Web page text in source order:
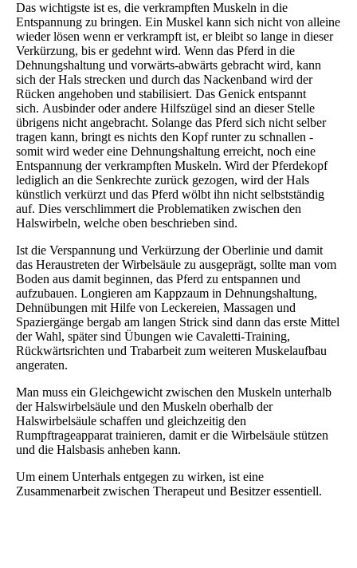
Das wichtigste ist es, die verkrampften Muskeln in die
Entspannung zu bringen. Ein Muskel kann sich nicht von alleine
wieder lösen wenn er verkrampft ist, er bleibt so lange in dieser
Verkürzung, bis er gedehnt wird. Wenn das Pferd in die
Dehnungshaltung und vorwärts-abwärts gebracht wird, kann
sich der Hals strecken und durch das Nackenband wird der
Rücken angehoben und stabilisiert. Das Genick entspannt
sich. Ausbinder oder andere Hilfszügel sind an dieser Stelle
übrigens nicht angebracht. Solange das Pferd sich nicht selber
tragen kann, bringt es nichts den Kopf runter zu schnallen -
somit wird weder eine Dehnungshaltung erreicht, noch eine
Entspannung der verkrampften Muskeln. Wird der Pferdekopf
lediglich an die Senkrechte zurück gezogen, wird der Hals
künstlich verkürzt und das Pferd wölbt ihn nicht selbstständig
auf. Dies verschlimmert die Problematiken zwischen den
Halswirbeln, welche oben beschrieben sind.
Ist die Verspannung und Verkürzung der Oberlinie und damit
das Heraustreten der Wirbelsäule zu ausgeprägt, sollte man vom
Boden aus damit beginnen, das Pferd zu entspannen und
aufzubauen. Longieren am Kappzaum in Dehnungshaltung,
Dehnübungen mit Hilfe von Leckereien, Massagen und
Spaziergänge bergab am langen Strick sind dann das erste Mittel
der Wahl, später sind Übungen wie Cavaletti-Training,
Rückwärtsrichten und Trabarbeit zum weiteren Muskelaufbau
angeraten.
Man muss ein Gleichgewicht zwischen den Muskeln unterhalb
der Halswirbelsäule und den Muskeln oberhalb der
Halswirbelsäule schaffen und gleichzeitig den
Rumpftrageapparat trainieren, damit er die Wirbelsäule stützen
und die Halsbasis anheben kann.
Um einem Unterhals entgegen zu wirken, ist eine
Zusammenarbeit zwischen Therapeut und Besitzer essentiell.